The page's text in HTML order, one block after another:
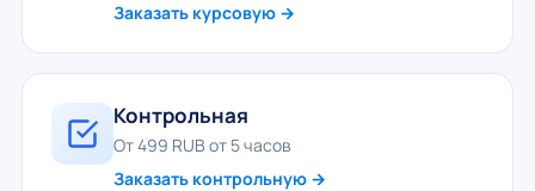
Заказать курсовую →
Контрольная
От 499 RUB от 5 часов
Заказать контрольную →